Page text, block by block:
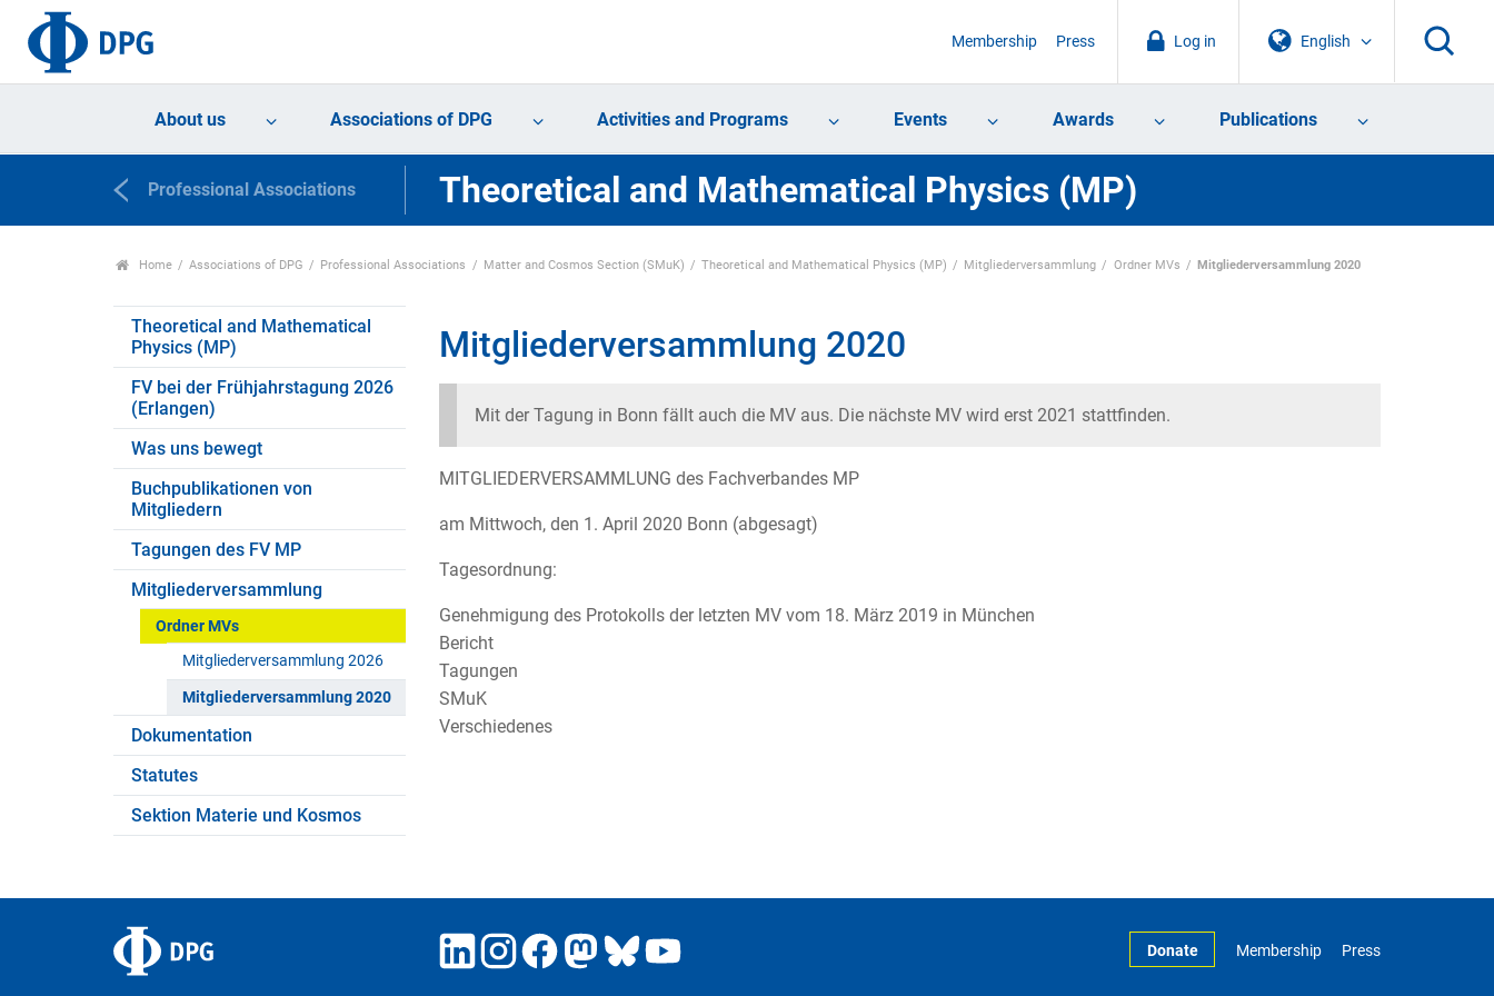
English
Log in
Membership Press
About us Associations of DPG Activities and Programs Events Awards Publications
Professional Associations Theoretical and Mathematical Physics (MP)
Home Associations of DPG Professional Associations Matter and Cosmos Section (SMuK) Theoretical and Mathematical Physics (MP) Mitgliederversammlung Ordner MVs Mitgliederversammlung 2020
Theoretical and Mathematical
Physics (MP)
FV bei der Frühjahrstagung 2026
(Erlangen)
Was uns bewegt
Buchpublikationen von
Mitgliedern
Tagungen des FV MP
Mitgliederversammlung
Ordner MVs
Mitgliederversammlung 2026
Mitgliederversammlung 2020
Dokumentation
Statutes
Sektion Materie und Kosmos
Mitgliederversammlung 2020
Mit der Tagung in Bonn fällt auch die MV aus. Die nächste MV wird erst 2021 stattfinden.
MITGLIEDERVERSAMMLUNG des Fachverbandes MP
am Mittwoch, den 1. April 2020 Bonn (abgesagt)
Tagesordnung:
Genehmigung des Protokolls der letzten MV vom 18. März 2019 in München
Bericht
Tagungen
SMuK
Verschiedenes
Donate Membership Press